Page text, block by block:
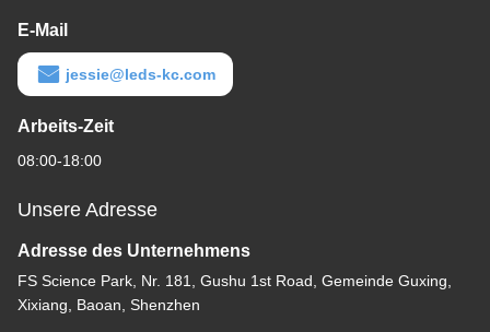
E-Mail
jessie@leds-kc.com
Arbeits-Zeit
08:00-18:00
Unsere Adresse
Adresse des Unternehmens
FS Science Park, Nr. 181, Gushu 1st Road, Gemeinde Guxing,
Xixiang, Baoan, Shenzhen